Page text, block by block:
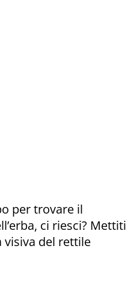
per trovare il
ci riesci? Mettiti
visiva del rettile